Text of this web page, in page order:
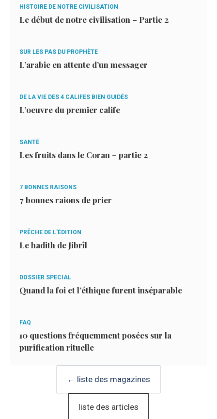
HISTOIRE DE NOTRE CIVILISATION
Le début de notre civilisation – Partie 2
SUR LES PAS DU PROPHÈTE
L’arabie en attente d’un messager
DE LA VIE DES 4 CALIFES BIEN GUIDÉS
L’oeuvre du premier calife
SANTÉ
Les fruits dans le Coran – partie 2
7 BONNES RAISONS
7 bonnes raions de prier
PRÊCHE DE L'ÉDITION
Le hadith de Jibrîl
DOSSIER SPECIAL
Quand la foi et l’éthique furent inséparable
FAQ
10 questions fréquemment posées sur la
purification rituelle
← liste des magazines
liste des articles